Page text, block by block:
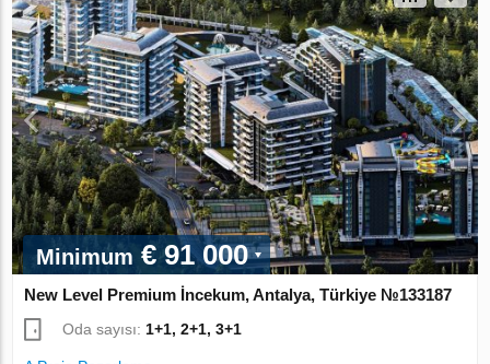
Minimum € 91 000
New Level Premium İncekum, Antalya, Türkiye №133187
Oda sayısı: 1+1, 2+1, 3+1